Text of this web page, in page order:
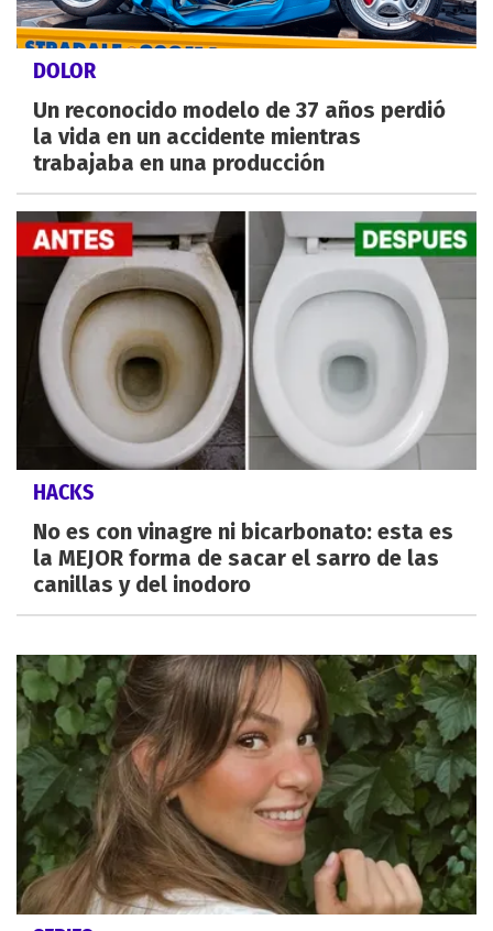
DOLOR
Un reconocido modelo de 37 años perdió
la vida en un accidente mientras
trabajaba en una producción
HACKS
No es con vinagre ni bicarbonato: esta es
la MEJOR forma de sacar el sarro de las
canillas y del inodoro